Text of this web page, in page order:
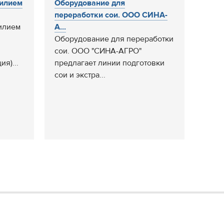
Оборудование для
переработки сои. ООО СИНА-
А...
Оборудование для переработки
сои. ООО "СИНА-АГРО"
предлагает линии подготовки
сои и экстра...